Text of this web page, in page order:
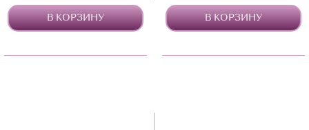
В КОРЗИНУ В КОРЗИНУ